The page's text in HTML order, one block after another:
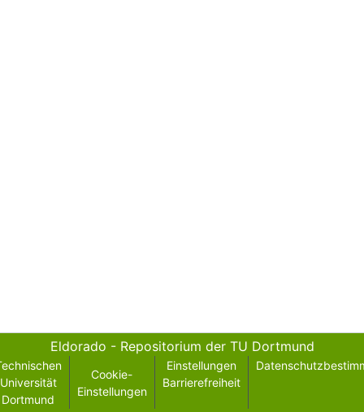
Eldorado - Repositorium der TU Dortmund
Universität
Dortmund
Cookie-
Einstellungen
Einstellungen
Barrierefreiheit